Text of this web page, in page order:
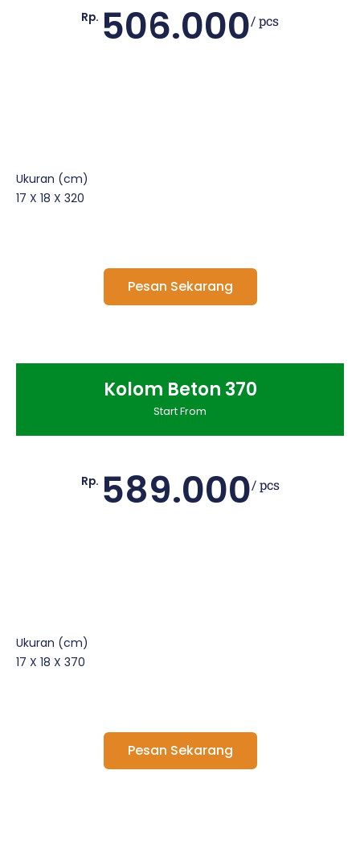
Rp. 506.000/ pcs
Ukuran (cm)
17 X 18 X 320
Pesan Sekarang
Kolom Beton 370
Start From
Rp. 589.000/ pcs
Ukuran (cm)
17 X 18 X 370
Pesan Sekarang